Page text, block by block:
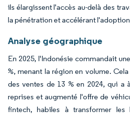
ils élargissent l'accès au-delà des
la pénétration et accélérant
Analyse géographique
En 2025, l'Indonésie commandait
%, menant la région en volume.
des ventes de 13 % en 2024, qui a
reprises et augmenté l'offre de
fintech, habiles à transformer les